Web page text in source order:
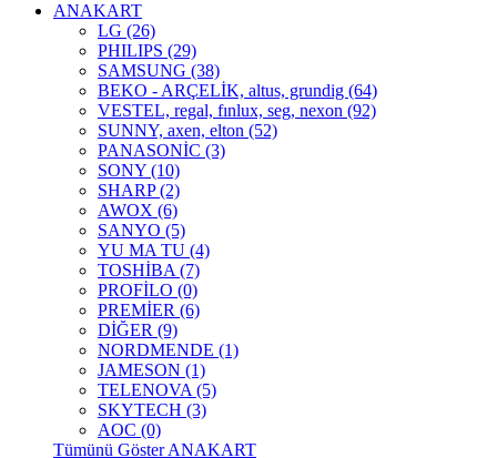
ANAKART
LG (26)
PHILIPS (29)
SAMSUNG (38)
BEKO - ARÇELİK, altus, grundig (64)
VESTEL, regal, fınlux, seg, nexon (92)
SUNNY, axen, elton (52)
PANASONİC (3)
SONY (10)
SHARP (2)
AWOX (6)
SANYO (5)
YU MA TU (4)
TOSHİBA (7)
PROFİLO (0)
PREMİER (6)
DİĞER (9)
NORDMENDE (1)
JAMESON (1)
TELENOVA (5)
SKYTECH (3)
AOC (0)
Tümünü Göster ANAKART